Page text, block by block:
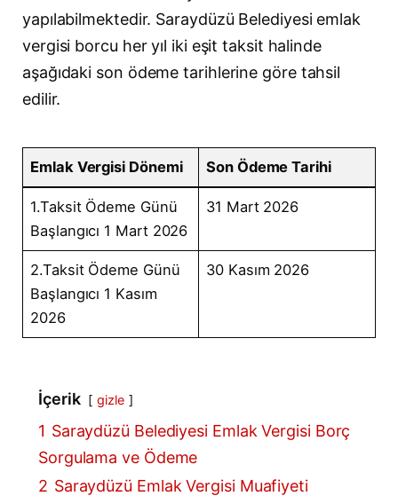
yapılabilmektedir. Saraydüzü Belediyesi emlak
vergisi borcu her yıl iki eşit taksit halinde
aşağıdaki son ödeme tarihlerine göre tahsil
edilir.
Emlak Vergisi Dönemi Son Ödeme Tarihi
1.Taksit Ödeme Günü
Başlangıcı 1 Mart 2026
31 Mart 2026
2.Taksit Ödeme Günü
Başlangıcı 1 Kasım
2026
30 Kasım 2026
İçerik gizle
1 Saraydüzü Belediyesi Emlak Vergisi Borç
Sorgulama ve Ödeme
2 Saraydüzü Emlak Vergisi Muafiyeti